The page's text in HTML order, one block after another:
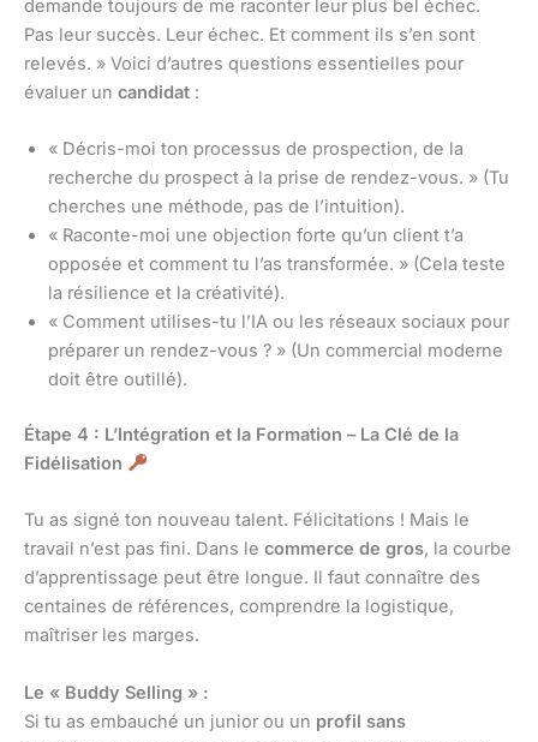
demande toujours de me raconter leur plus bel échec.
Pas leur succès. Leur échec. Et comment ils s’en sont
relevés. » Voici d’autres questions essentielles pour
évaluer un candidat :
« Décris-moi ton processus de prospection, de la
recherche du prospect à la prise de rendez-vous. » (Tu
cherches une méthode, pas de l’intuition).
« Raconte-moi une objection forte qu’un client t’a
opposée et comment tu l’as transformée. » (Cela teste
la résilience et la créativité).
« Comment utilises-tu l’IA ou les réseaux sociaux pour
préparer un rendez-vous ? » (Un commercial moderne
doit être outillé).
Étape 4 : L’Intégration et la Formation – La Clé de la
Fidélisation
Tu as signé ton nouveau talent. Félicitations ! Mais le
travail n’est pas fini. Dans le commerce de gros, la courbe
d’apprentissage peut être longue. Il faut connaître des
centaines de références, comprendre la logistique,
maîtriser les marges.
Le « Buddy Selling » :
Si tu as embauché un junior ou un profil sans